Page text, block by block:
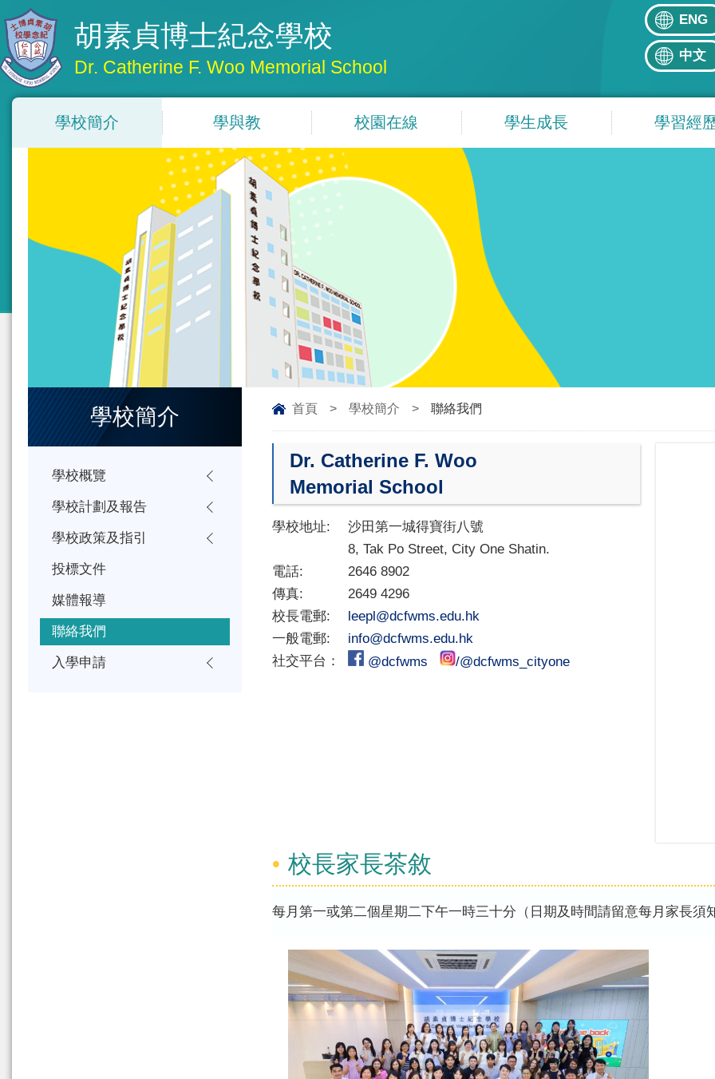
胡素貞博士紀念學校
Dr. Catherine F. Woo Memorial School
ENG
中文
學校簡介 學與教 校園在線 學生成長 學習經
首頁 > 學校簡介 > 聯絡我們
Dr. Catherine F. Woo
Memorial School
學校地址:
沙田第一城得寶街八號
8, Tak Po Street, City One Shatin.
電話:
2646 8902
傳真:
2649 4296
校長電郵:
leepl@dcfwms.edu.hk
一般電郵:
info@dcfwms.edu.hk
社交平台：
@dcfwms /@dcfwms_cityone
校長家長茶敘
每月第一或第二個星期二下午一時三十分（日期及時間請留意每月家長須
學校簡介
學校概覽
學校計劃及報告
學校政策及指引
投標文件
媒體報導
聯絡我們
入學申請